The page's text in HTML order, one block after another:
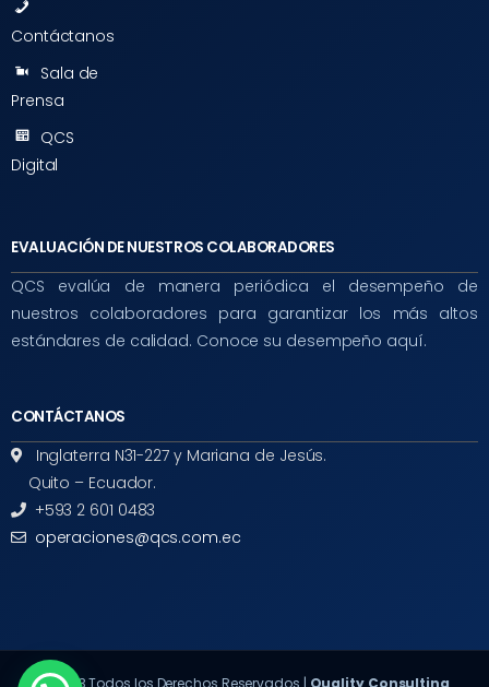
Contáctanos
Sala de
Prensa
QCS
Digital
EVALUACIÓN DE NUESTROS COLABORADORES
QCS evalúa de manera periódica el desempeño de
nuestros colaboradores para garantizar los más altos
estándares de calidad. Conoce su desempeño aquí.
CONTÁCTANOS
Inglaterra N31-227 y Mariana de Jesús.
Quito – Ecuador.
+593 2 601 0483
operaciones@qcs.com.ec